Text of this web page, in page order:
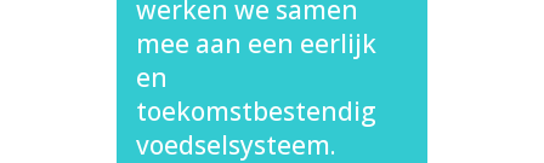
werken we samen
mee aan een eerlijk
en
toekomstbestendig
voedselsysteem.